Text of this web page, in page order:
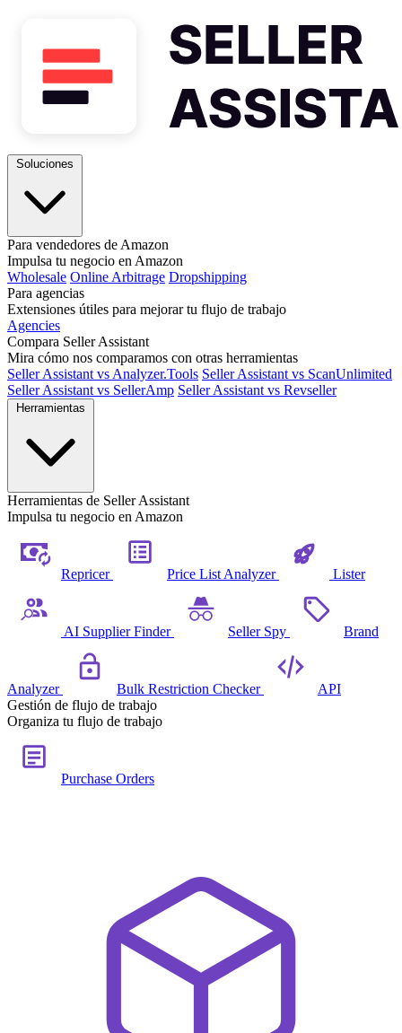
Para vendedores de Amazon
Impulsa tu negocio en Amazon
Wholesale Online Arbitrage Dropshipping
Para agencias
Extensiones útiles para mejorar tu flujo de trabajo
Agencies
Compara Seller Assistant
Mira cómo nos comparamos con otras herramientas
Seller Assistant vs Analyzer.Tools Seller Assistant vs ScanUnlimited
Seller Assistant vs SellerAmp Seller Assistant vs Revseller
Herramientas de Seller Assistant
Impulsa tu negocio en Amazon
Repricer Price List Analyzer Lister
AI Supplier Finder Seller Spy Brand
Analyzer Bulk Restriction Checker
API
Gestión de flujo de trabajo
Organiza tu flujo de trabajo
Purchase Orders